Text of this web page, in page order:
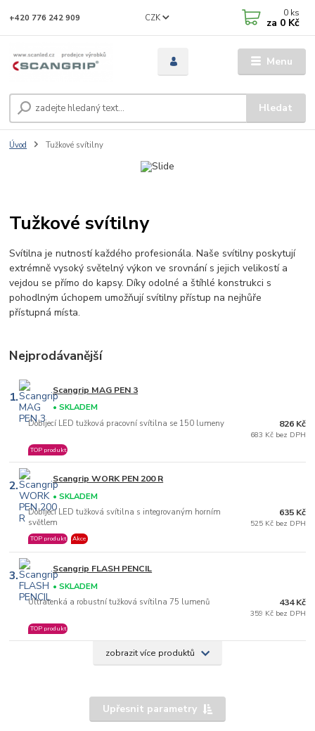
Menu
CZK
Hledat
+420 776 242 909 0 ks
za 0 Kč
Úvod Tužkové svítilny
Tužkové svítilny
Svítilna je nutností každého profesionála. Naše svítilny poskytují
extrémně vysoký světelný výkon ve srovnání s jejich velikostí a
vejdou se přímo do kapsy. Díky odolné a štíhlé konstrukci s
pohodlným úchopem umožňují svítilny přístup na nejhůře
přístupná místa.
Nejprodávanější
1. Scangrip MAG PEN 3
Dobíjecí LED tužková pracovní svítilna se 150 lumeny
• SKLADEM
TOP produkt
826 Kč
683 Kč bez DPH
2. Scangrip WORK PEN 200 R
Dobíjecí LED tužková svítilna s integrovaným horním
světlem
• SKLADEM
TOP produkt Akce
635 Kč
525 Kč bez DPH
3. Scangrip FLASH PENCIL
Ultratenká a robustní tužková svítilna 75 lumenů
• SKLADEM
TOP produkt
434 Kč
359 Kč bez DPH
zobrazit více produktů
Upřesnit parametry